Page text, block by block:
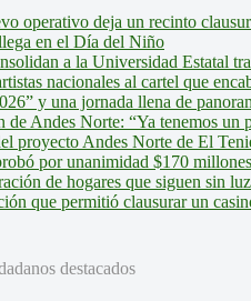
operativo deja un recinto
en el Día del Niño
a la Universidad Estatal
nacionales al cartel que
y una jornada llena de
Andes Norte: “Ya tenemos un
proyecto Andes Norte de El
por unanimidad $170
de hogares que siguen sin luz
que permitió clausurar un